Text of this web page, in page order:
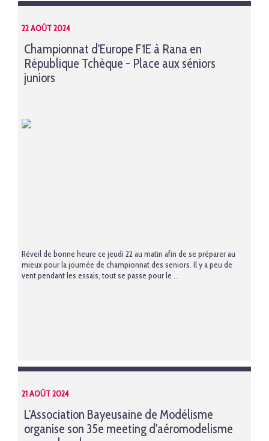
22 AOÛT 2024
Championnat d'Europe F1E à Rana en
République Tchèque - Place aux séniors
juniors
Réveil de bonne heure ce jeudi 22 au matin afin de se préparer au
mieux pour la journée de championnat des seniors. Il y a peu de
vent pendant les essais, tout se passe pour le ...
21 AOÛT 2024
L'Association Bayeusaine de Modélisme
organise son 35e meeting d'aéromodelisme